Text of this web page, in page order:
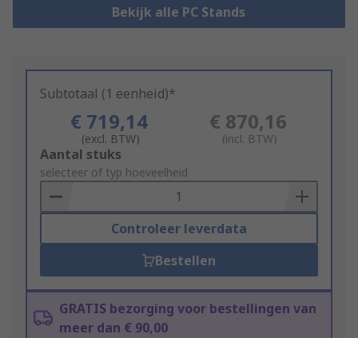
Bekijk alle PC Stands
Subtotaal (1 eenheid)*
€ 719,14
(excl. BTW)
€ 870,16
(incl. BTW)
Add
to
Basket
Aantal stuks
selecteer of typ hoeveelheid
Controleer leverdata
Bestellen
GRATIS bezorging voor bestellingen van
meer dan € 90,00